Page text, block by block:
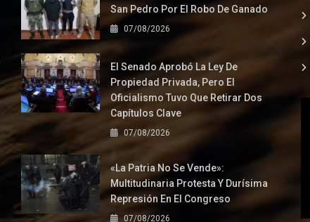
San Pedro Por El Robo De Ganado
07/08/2026
El Senado Aprobó La Ley De
Propiedad Privada, Pero El
Oficialismo Tuvo Que Retirar Dos
Capítulos Clave
07/08/2026
«La Patria No Se Vende»:
Multitudinaria Protesta Y Durísima
Represión En El Congreso
07/08/2026